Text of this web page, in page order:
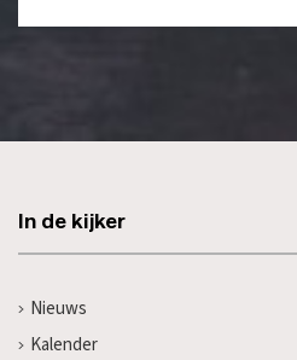
In de kijker
Nieuws
Kalender